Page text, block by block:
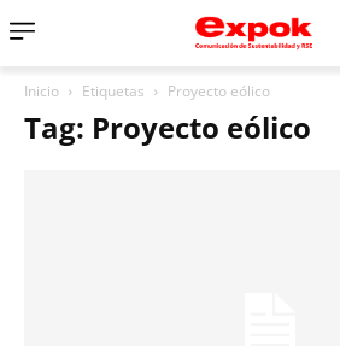
Inicio Etiquetas Proyecto eólico
Tag: Proyecto eólico